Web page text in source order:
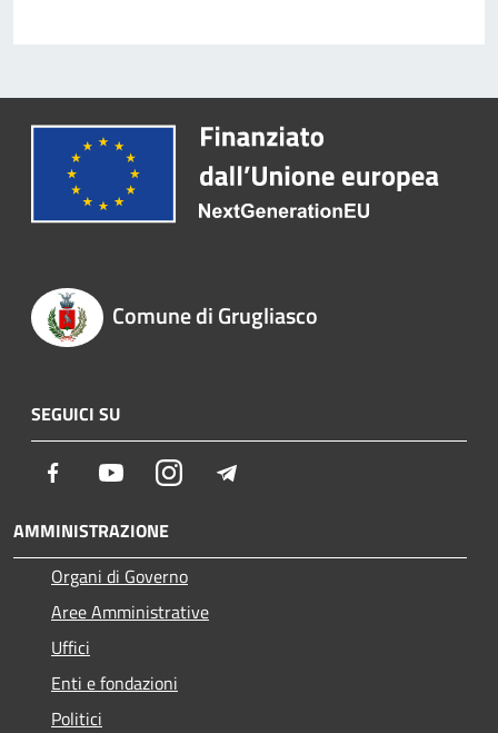
Comune di Grugliasco
SEGUICI SU
Facebook YoutubeInstagram
AMMINISTRAZIONE
Organi di Governo
Aree Amministrative
Uffici
Enti e fondazioni
Politici